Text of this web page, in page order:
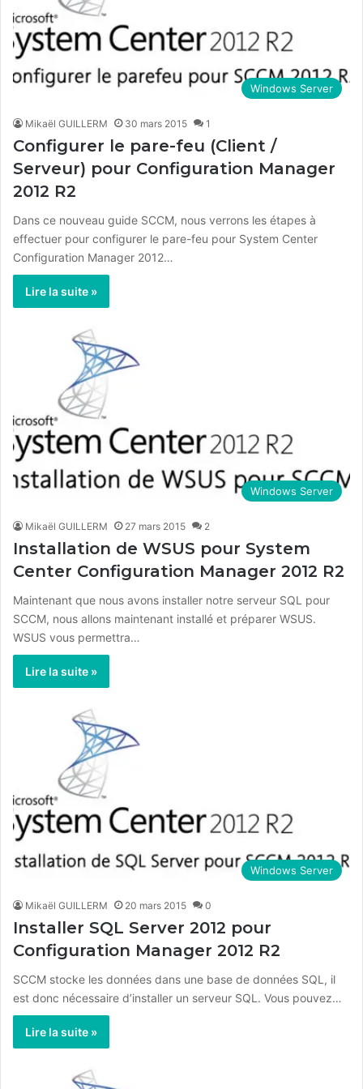
Windows Server
Mikaël GUILLERM 30 mars 2015 1
Configurer le pare-feu (Client /
Serveur) pour Configuration Manager
2012 R2
Dans ce nouveau guide SCCM, nous verrons les étapes à
effectuer pour configurer le pare-feu pour System Center
Configuration Manager 2012…
Lire la suite »
Windows Server
Mikaël GUILLERM 27 mars 2015 2
Installation de WSUS pour System
Center Configuration Manager 2012 R2
Maintenant que nous avons installer notre serveur SQL pour
SCCM, nous allons maintenant installé et préparer WSUS.
WSUS vous permettra…
Lire la suite »
Windows Server
Mikaël GUILLERM 20 mars 2015 0
Installer SQL Server 2012 pour
Configuration Manager 2012 R2
SCCM stocke les données dans une base de données SQL, il
est donc nécessaire d’installer un serveur SQL. Vous pouvez…
Lire la suite »